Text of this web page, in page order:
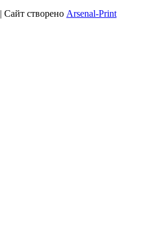
| Сайт створено Arsenal-Print